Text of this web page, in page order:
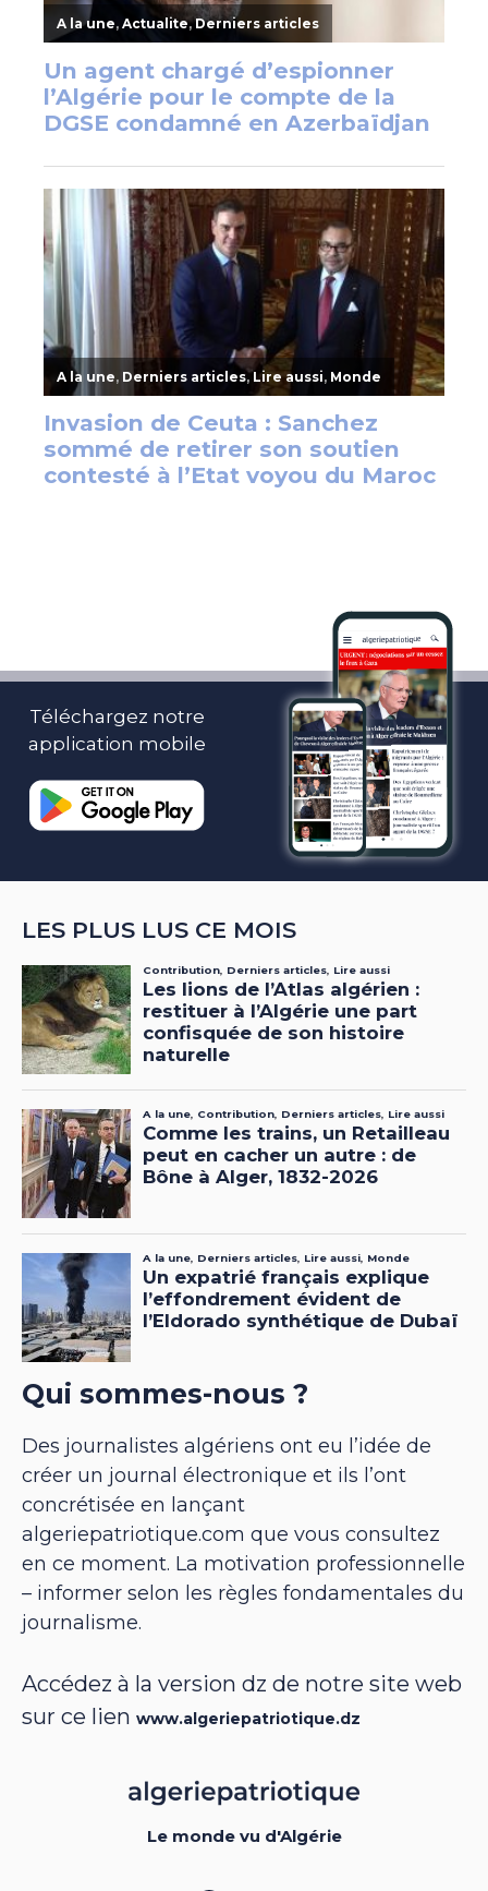
Téléchargez notre
application mobile
LES PLUS LUS CE MOIS
Qui sommes-nous ?
Des journalistes algériens ont eu l’idée de
créer un journal électronique et ils l’ont
concrétisée en lançant
algeriepatriotique.com que vous consultez
en ce moment. La motivation professionnelle
– informer selon les règles fondamentales du
journalisme.
Accédez à la version dz de notre site web
sur ce lien www.algeriepatriotique.dz
Le monde vu d'Algérie